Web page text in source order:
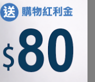
之處。
約10ppm)